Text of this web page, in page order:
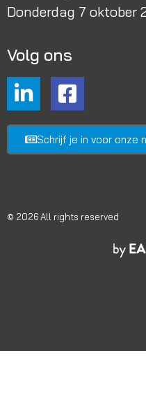
Donderdag 7 oktober
Volg ons
Schrijf je in voor onze
© 2026 All rights reserved